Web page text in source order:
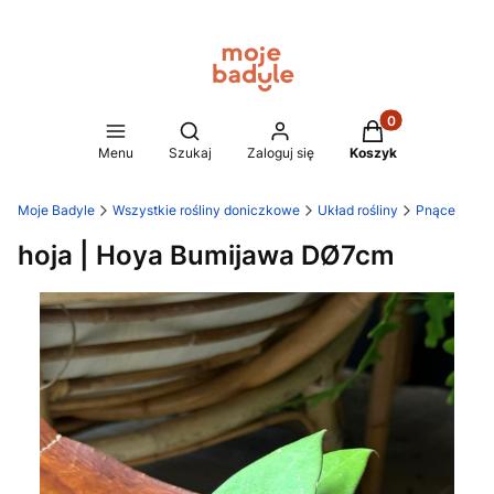
Menu
Otwórz wyszukiwarkę
Szukaj Zaloguj się
Produkty w
Koszyk
Moje Badyle Wszystkie rośliny doniczkowe Układ rośliny Pnące
hoja | Hoya Bumijawa DØ7cm